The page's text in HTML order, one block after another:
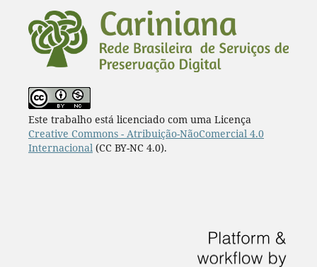
Este trabalho está licenciado com uma Licença
Creative Commons - Atribuição-NãoComercial 4.0
Internacional (CC BY-NC 4.0).